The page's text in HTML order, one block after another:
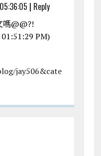
| Reply
嗎@@?!
PM)
jay506&cate